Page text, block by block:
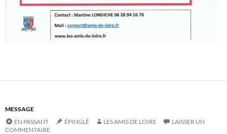
MESSAGE
EN PASSANT
ÉPINGLÉ LES AMIS DE LOIRE
LAISSER UN
COMMENTAIRE